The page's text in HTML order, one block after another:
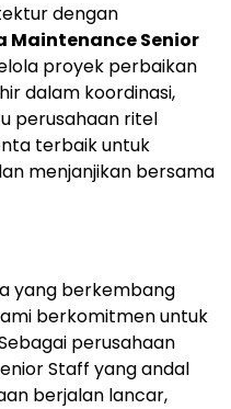
dengan
Maintenance Senior
proyek perbaikan
dalam koordinasi,
perusahaan ritel
terbaik untuk
menjanjikan bersama
yang berkembang
berkomitmen untuk
perusahaan
Staff yang andal
berjalan lancar,